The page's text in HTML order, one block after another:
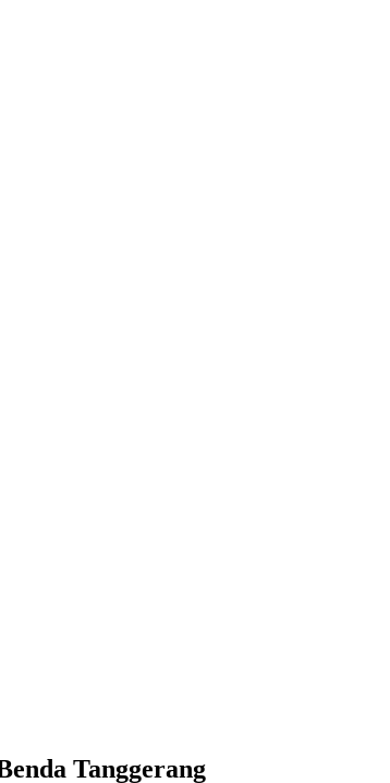
Tanggerang